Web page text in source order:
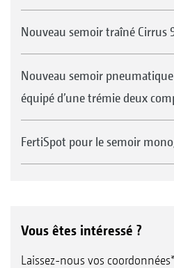
Nouveau semoir traîné Cirrus
Nouveau semoir pneumatique
équipé d’une trémie deux
FertiSpot pour le semoir
Vous êtes intéressé ?
Laissez-nous vos